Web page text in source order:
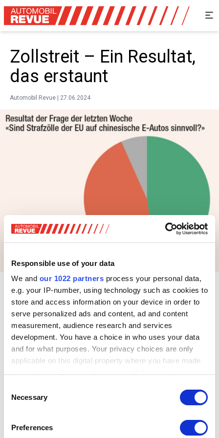
Responsible use of your data
We and our 1022 partners process your personal data,
e.g. your IP-number, using technology such as cookies to
store and access information on your device in order to
serve personalized ads and content, ad and content
measurement, audience research and services
development. You have a choice in who uses your data
and for what purposes. Your privacy choices are only
applicable on this digital property where you have made
the Privacy trigger icon.
Collect information about your geographical location
Selection
Necessary
Preferences
Zollstreit – Ein Resultat,
das erstaunt
Automobil Revue | 27.06.2024
So ausgeglichen war das Resultat einer Frage der Woche
in der AUTOMOBIL REVUE noch nie. 47.6 Prozent der AR-
Leser, die an der Abstimmung mitmachten, meinen, dass
Strafzölle der EU auf chinesische E-Autos sinnvoll seien,
46 Prozent der Leser hielten dagegen. Die übrigen noch
unentschlossenen rund sechs Prozent könnten dereinst
gar das Zünglein an der Waage sein.
unklar, erstaunt aber etwas. Immerhin sind die Verlierer die
Kunden, die für ein vielleicht erschwingliches,
europäische Industrie scheinen solche Entwicklungen